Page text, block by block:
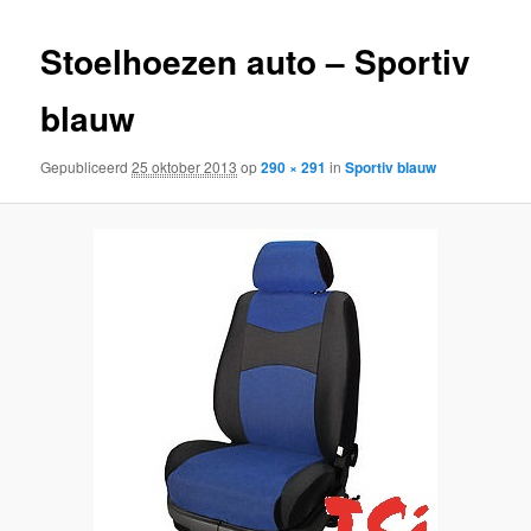
Stoelhoezen auto – Sportiv
blauw
Gepubliceerd25 oktober 2013 op290 × 291 inSportiv blauw